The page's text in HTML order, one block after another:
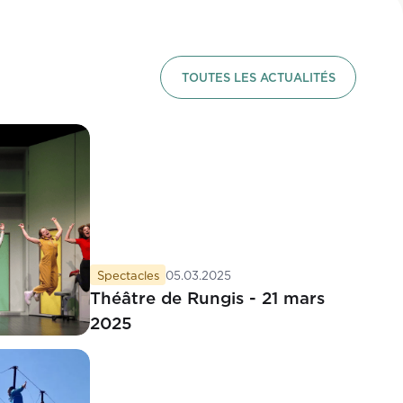
TOUTES LES ACTUALITÉS
Spectacles 05.03.2025
Théâtre de Rungis - 21 mars
2025